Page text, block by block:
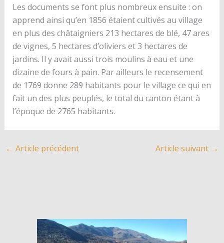
Les documents se font plus nombreux ensuite : on
apprend ainsi qu’en 1856 étaient cultivés au village
en plus des châtaigniers 213 hectares de blé, 47 ares
de vignes, 5 hectares d’oliviers et 3 hectares de
jardins. Il y avait aussi trois moulins à eau et une
dizaine de fours à pain. Par ailleurs le recensement
de 1769 donne 289 habitants pour le village ce qui en
fait un des plus peuplés, le total du canton étant à
l’époque de 2765 habitants.
← Article précédent Article suivant →